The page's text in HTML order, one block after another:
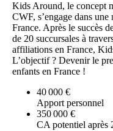
Kids Around, le concept
CWF, s’engage dans
France. Après le succès
de 20 succursales à
affiliations en France,
L’objectif ? Devenir le
enfants en France !
40 000 €
Apport personnel
350 000 €
CA potentiel après